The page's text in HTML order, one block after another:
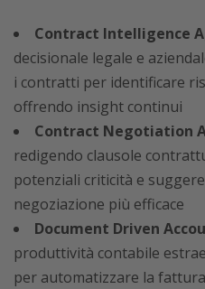
Contract Intelligence
decisionale legale e
i contratti per identificare
offrendo insight continui
Contract Negotiation
redigendo clausole
potenziali criticità e
negoziazione più efficace
Document Driven
produttività contabile
per automatizzare la